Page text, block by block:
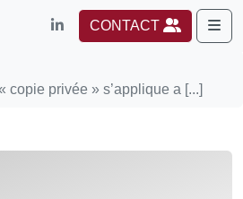
CONTACT
copie privée » s’applique a [...]